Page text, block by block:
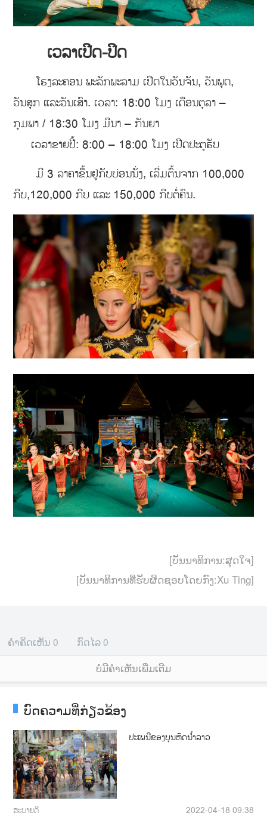
ເວລາເປີດ-ປິດ
ໂຮງລະຄອນ ພະລັກພະລາມ ເປີດໃນວັນຈັນ, ວັນພຸດ,
ວັນສຸກ ແລະວັນເສົາ. ເວລາ: 18:00 ໂມງ ເດືອນຕຸລາ –
ກຸມພາ / 18:30 ໂມງ ມີນາ – ກັນຍາ
ເວລາຂາຍປີ້: 8:00 – 18:00 ໂມງ ເປີດປະຕູຮັບ
ມີ 3 ລາຄາຂຶ້ນຢູ່ກັບບ່ອນນັ່ງ, ເລີ່ມຕົ້ນຈາກ 100,000
ກີບ,120,000 ກີບ ແລະ 150,000 ກີບຕໍ່ຄົນ.
[ບັນນາທິການ:ສຸດໃຈ]
[ບັນນາທິການທີ່ຮັບຜິດຊອບໂດຍກົງ:Xu Ting]
ຄຳຄິດເຫັນ 0 ກົດໄລ 0
ບໍ່ມີຄໍາເຫັນເພີ່ມເຕີມ
ບົດຄວາມທີ່ກ່ຽວຂ້ອງ
ປະເພນີຂອງບຸນຫົດນ້ຳລາວ
ສະບາຍດີ 2022-04-18 09:38